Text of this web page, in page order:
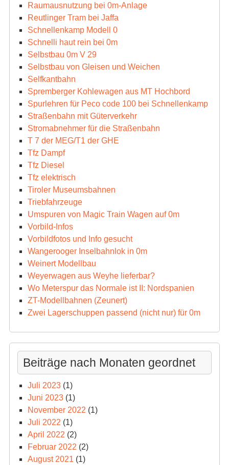
Raumausnutzung bei 0m-Anlage
Reutlinger Tram bei Jaffa
Schnellenkamp Modell 0
Schnelli haut rein bei 0m
Selbstbau 0m V 29
Selbstbau von Gleisen und Weichen
Selfkantbahn
Spremberger Kohlewagen aus MT Hochbord
Spurlehren für Peco code 100 bei Schnellenkamp
Straßenbahn mit Güterverkehr
Stromabnehmer für die Straßenbahn
T 7 der MEG/T1 der GHE
Tfz Dampf
Tfz Diesel
Tfz elektrisch
Tiroler Museumsbahnen
Triebfahrzeuge
Umspuren von Magic Train Wagen auf 0m
Vorbild-Infos
Vorbildfotos und Info gesucht
Wangerooger Inselbahnlok in 0m
Weinert Modellbau
Weyerwagen aus Weyhe lieferbar?
Wo Meterspur das Normale ist II: Nordspanien
ZT-Modellbahnen (Zeunert)
Zwei Lagerschuppen passend (nicht nur) für 0m
Beiträge nach Monaten geordnet
Juli 2023(1)
Juni 2023(1)
November 2022 (1)
Juli 2022 (1)
April 2022 (2)
Februar 2022 (2)
August 2021 (1)